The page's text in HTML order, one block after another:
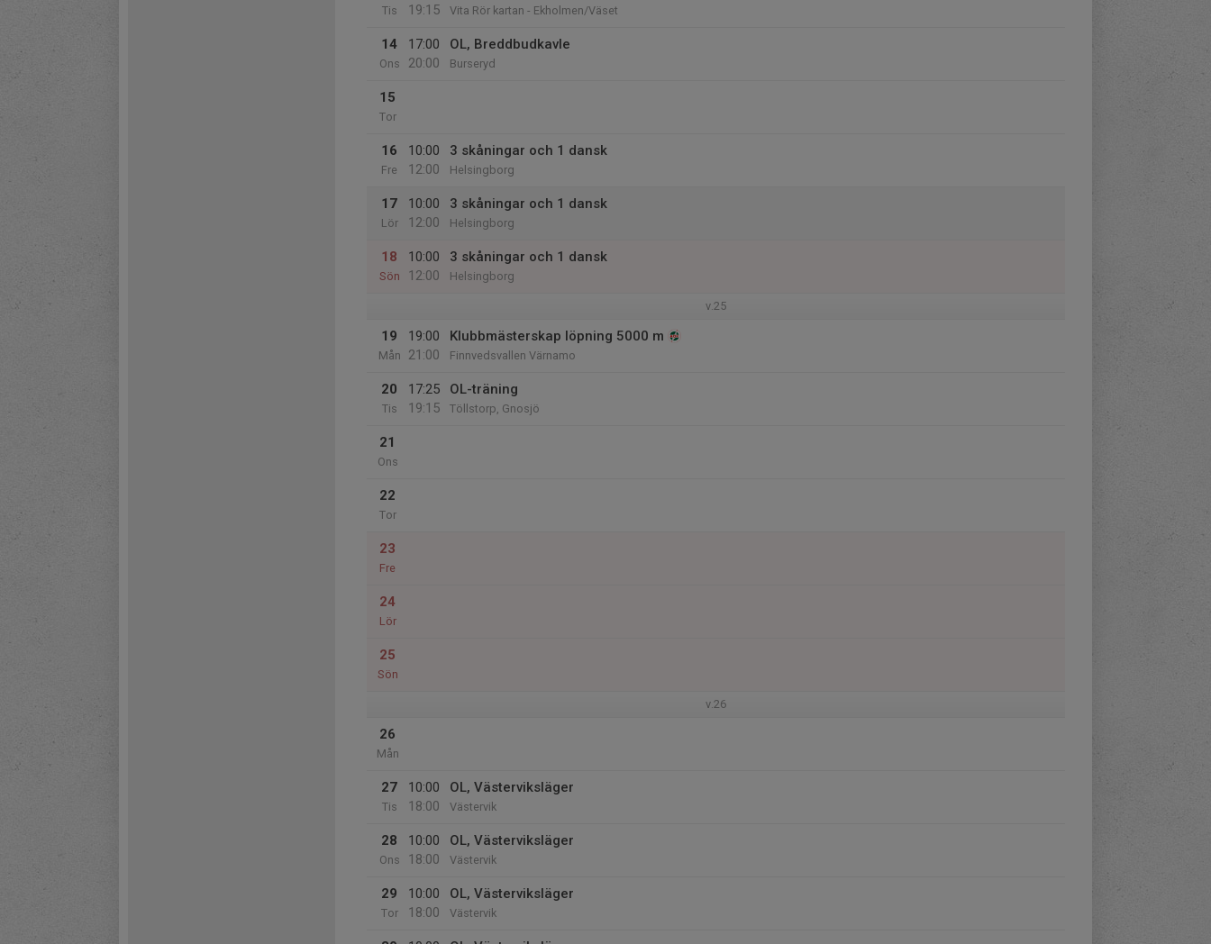
Tis
19:15
Vita Rör kartan - Ekholmen/Väset
14
Ons
17:00
20:00
OL, Breddbudkavle
Burseryd
15
Tor
16
Fre
10:00
12:00
3 skåningar och 1 dansk
Helsingborg
17
Lör
10:00
12:00
3 skåningar och 1 dansk
Helsingborg
18
Sön
10:00
12:00
3 skåningar och 1 dansk
Helsingborg
v.25
19
Mån
19:00
21:00
Klubbmästerskap löpning 5000 m
Finnvedsvallen Värnamo
20
Tis
17:25
19:15
OL-träning
Töllstorp, Gnosjö
21
Ons
22
Tor
23
Fre
24
Lör
25
Sön
v.26
26
Mån
27
Tis
10:00
18:00
OL, Västerviksläger
Västervik
28
Ons
10:00
18:00
OL, Västerviksläger
Västervik
29
Tor
10:00
18:00
OL, Västerviksläger
Västervik